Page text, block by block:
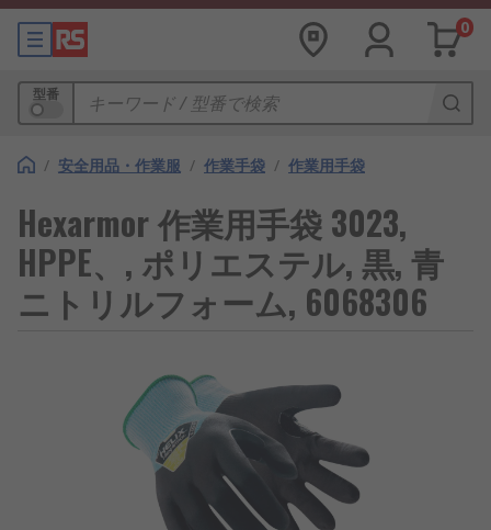
0
型番
/ 安全用品・作業服 / 作業手袋 / 作業用手袋
Hexarmor 作業用手袋 3023,
HPPE、, ポリエステル, 黒, 青
ニトリルフォーム, 6068306